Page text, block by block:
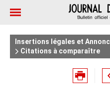
Insertions légales et
Citations à comparaître